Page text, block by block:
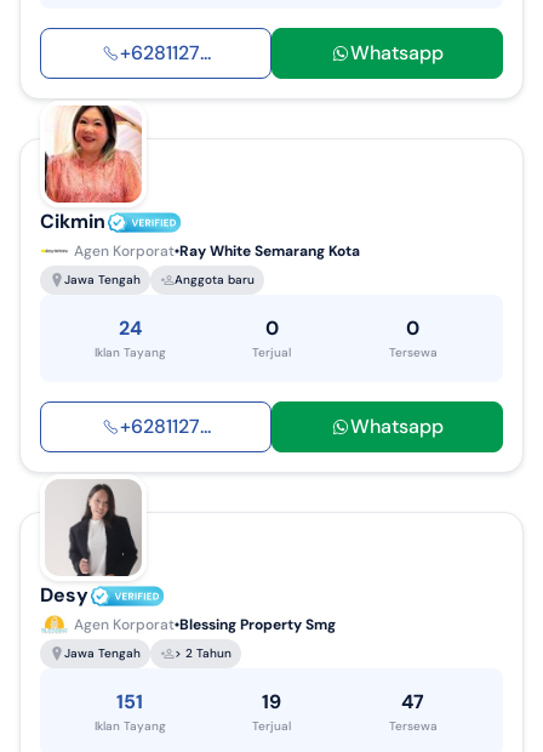
+6281127... Whatsapp
Cikmin
Agen Korporat Ray White Semarang Kota
Jawa Tengah Anggota baru
24
Iklan Tayang
0
Terjual
0
Tersewa
+6281127... Whatsapp
Desy
Agen Korporat Blessing Property Smg
Jawa Tengah > 2 Tahun
151
Iklan Tayang
19
Terjual
47
Tersewa